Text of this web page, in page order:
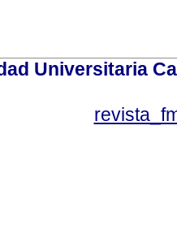
Universitaria